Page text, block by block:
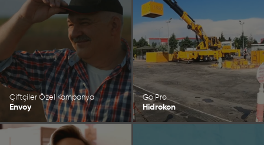
Çiftçiler Özel Kampanya
Envoy
Go Pro
Hidrokon